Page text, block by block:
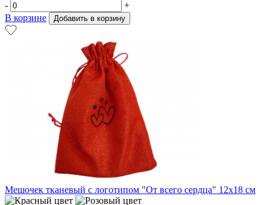
-
+
В корзине
Добавить в корзину
Мешочек тканевый с логотипом "От всего сердца" 12х18 см